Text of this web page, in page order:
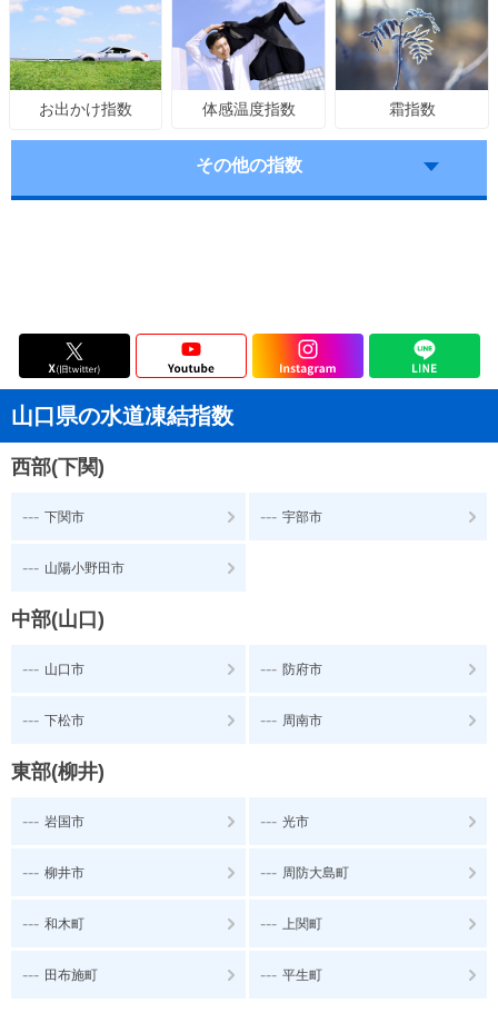
お出かけ指数 体感温度指数 霜指数
その他の指数
山口県の水道凍結指数
西部(下関)
--- 下関市 --- 宇部市
--- 山陽小野田市
中部(山口)
--- 山口市 --- 防府市
--- 下松市 --- 周南市
東部(柳井)
--- 岩国市 --- 光市
--- 柳井市 --- 周防大島町
--- 和木町 --- 上関町
--- 田布施町 --- 平生町